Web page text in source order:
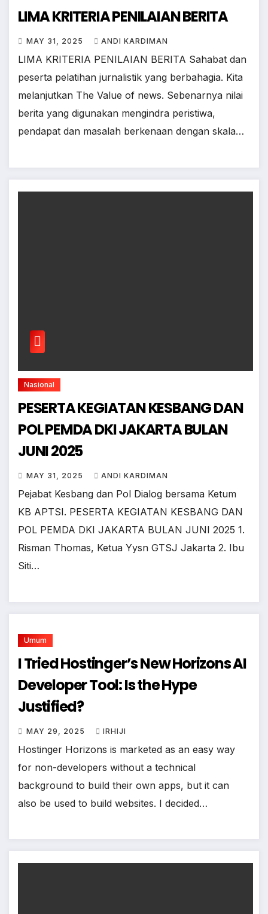
LIMA KRITERIA PENILAIAN BERITA
MAY 31, 2025 ANDI KARDIMAN
LIMA KRITERIA PENILAIAN BERITA Sahabat dan
peserta pelatihan jurnalistik yang berbahagia. Kita
melanjutkan The Value of news. Sebenarnya nilai
berita yang digunakan mengindra peristiwa,
pendapat dan masalah berkenaan dengan skala…
Nasional
PESERTA KEGIATAN KESBANG DAN
POL PEMDA DKI JAKARTA BULAN
JUNI 2025
MAY 31, 2025 ANDI KARDIMAN
Pejabat Kesbang dan Pol Dialog bersama Ketum
KB APTSI. PESERTA KEGIATAN KESBANG DAN
POL PEMDA DKI JAKARTA BULAN JUNI 2025 1.
Risman Thomas, Ketua Yysn GTSJ Jakarta 2. Ibu
Siti…
Umum
I Tried Hostinger’s New Horizons AI
Developer Tool: Is the Hype
Justified?
MAY 29, 2025 IRHIJI
Hostinger Horizons is marketed as an easy way
for non-developers without a technical
background to build their own apps, but it can
also be used to build websites. I decided…